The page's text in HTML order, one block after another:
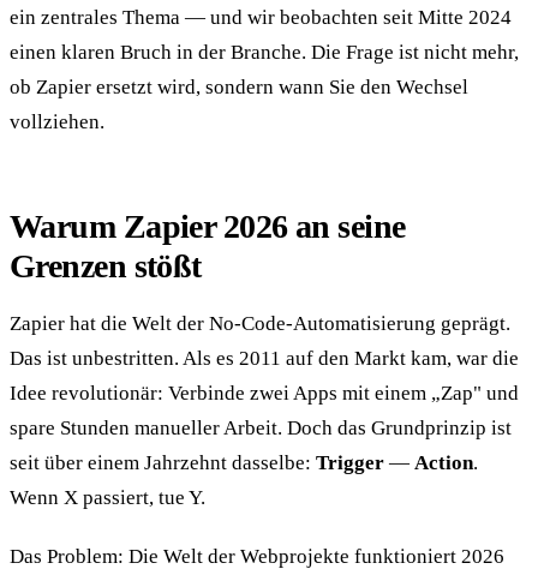
ein zentrales Thema — und wir beobachten seit Mitte 2024
einen klaren Bruch in der Branche. Die Frage ist nicht mehr,
ob Zapier ersetzt wird, sondern wann Sie den Wechsel
vollziehen.
Warum Zapier 2026 an seine
Grenzen stößt
Zapier hat die Welt der No-Code-Automatisierung geprägt.
Das ist unbestritten. Als es 2011 auf den Markt kam, war die
Idee revolutionär: Verbinde zwei Apps mit einem „Zap" und
spare Stunden manueller Arbeit. Doch das Grundprinzip ist
seit über einem Jahrzehnt dasselbe: Trigger — Action.
Wenn X passiert, tue Y.
Das Problem: Die Welt der Webprojekte funktioniert 2026